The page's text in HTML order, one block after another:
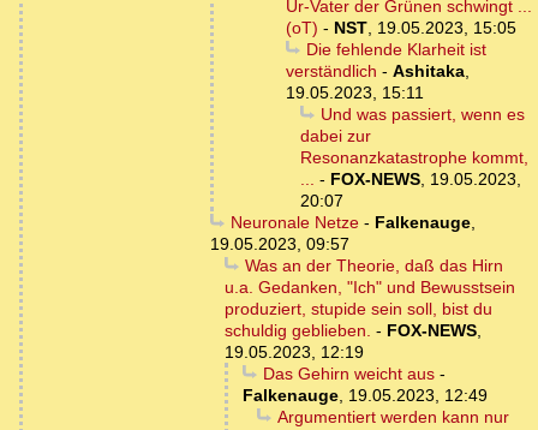
Ur-Vater der Grünen schwingt ...
(oT) - NST, 19.05.2023, 15:05
Die fehlende Klarheit ist
verständlich - Ashitaka,
19.05.2023, 15:11
Und was passiert, wenn es
dabei zur
Resonanzkatastrophe kommt,
... - FOX-NEWS, 19.05.2023,
20:07
Neuronale Netze- Falkenauge,
19.05.2023, 09:57
Was an der Theorie, daß das Hirn
u.a. Gedanken, "Ich" und Bewusstsein
produziert, stupide sein soll, bist du
schuldig geblieben. - FOX-NEWS,
19.05.2023, 12:19
Das Gehirn weicht aus-
Falkenauge, 19.05.2023, 12:49
Argumentiert werden kann nur